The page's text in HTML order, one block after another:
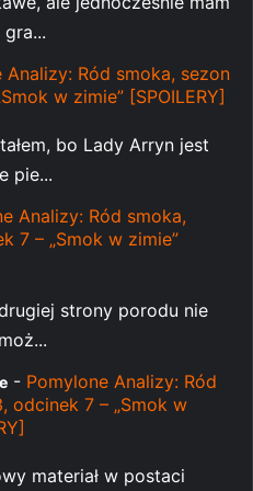
Analizy: Ród smoka, sezon
w zimie” [SPOILERY]
bo Lady Arryn jest
pie...
Analizy: Ród smoka,
7 – „Smok w zimie”
strony porodu nie
- Pomylone Analizy: Ród
odcinek 7 – „Smok w
materiał w postaci